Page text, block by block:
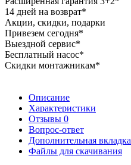
14 дней на возврат*
Акции, скидки, подарки
Привезем сегодня*
Выездной сервис*
Бесплатный насос*
Скидки монтажникам*
Описание
Характеристики
Отзывы 0
Вопрос-ответ
Дополнительная вкладка
Файлы для скачивания